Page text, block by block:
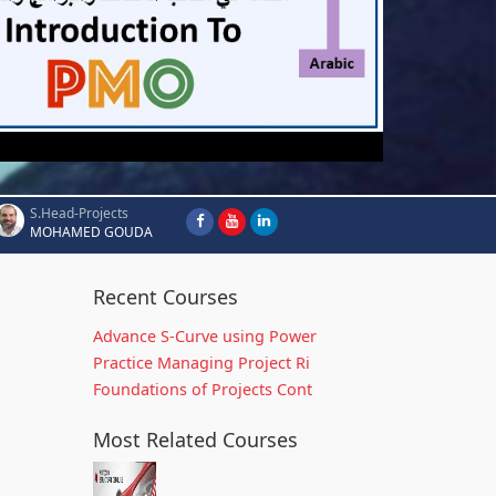
S.Head-Projects
MOHAMED GOUDA
Recent Courses
Advance S-Curve using Power
Practice Managing Project Ri
Foundations of Projects Cont
Most Related Courses